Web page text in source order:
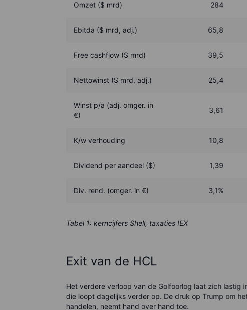
Omzet ($ mrd) 284
Ebitda ($ mrd, adj.) 65,8
Free cashflow ($ mrd) 39,5
Nettowinst ($ mrd, adj.) 25,4
Winst p/a (adj. omger. in
€)
3,61
K/w verhouding 10,8
Dividend per aandeel ($) 1,39
Div. rend. (omger. in €) 3,1%
Tabel 1: kerncijfers Shell, taxaties IEX
Exit van de HCL
Het verdere verloop van de Golfoorlog laat zich lastig
die loopt dagelijks verder op. De druk op Trump om
handelen, neemt hand over hand toe.